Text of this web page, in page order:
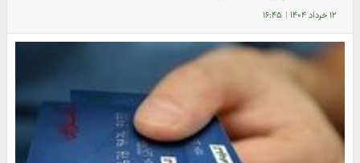
۱۲ خرداد ۱۴۰۴ | ۱۶:۴۵